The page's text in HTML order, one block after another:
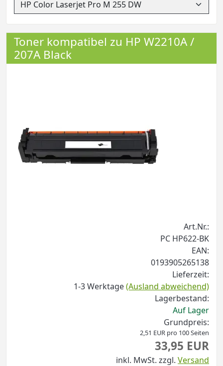
Toner kompatibel zu HP W2210A /
207A Black
Art.Nr.:
PC HP622-BK
EAN:
0193905265138
Lieferzeit:
1-3 Werktage(Ausland abweichend)
Lagerbestand:
Auf Lager
Grundpreis:
2,51 EUR pro 100 Seiten
33,95 EUR
inkl. MwSt. zzgl. Versand